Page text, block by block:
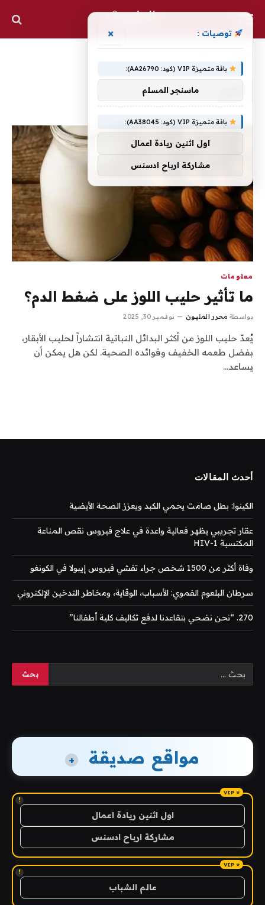
معلومات
ما تأثير حليب اللوز على ضغط الدم؟
بواسطة محرر المليون نوفمبر 30, 2025
يُعدّ حليب اللوز من أكثر البدائل النباتية انتشاراً لحليب الأبقار،
بفضل طعمه الخفيف وفوائده الصحية. لكن هل يمكن أن
يساعد…
أحدث المقالات
الكينوا: بطل صامت يحمي الكبد ويعزز الصحة الأيضية
عقار تجريبي يظهر فعالية واعدة في علاج فيروس نقص المناعة
المكتسبة HIV-1
وفاة أكثر من 1500 شخص جراء تفشي فيروس إيبولا في الكونغو
سرطان البلعوم الفموي: الأسباب، الوقاية، ومخاطر التدخين الإلكتروني
270. “نحن نضحي بتقاعدنا لدفع تكاليف كلية أطفالنا”
مواقع صديقة +
!
اول اثنين ريادة اعمال
مشاركة ارباح ادسنس
!
عالم الشباب
توصيات : ×
باقة متميزة VIP (كود: AA26790):
ماسنجر المسلم
باقة متميزة VIP (كود: AA38045):
اول اثنين ريادة اعمال
مشاركة ارباح ادسنس